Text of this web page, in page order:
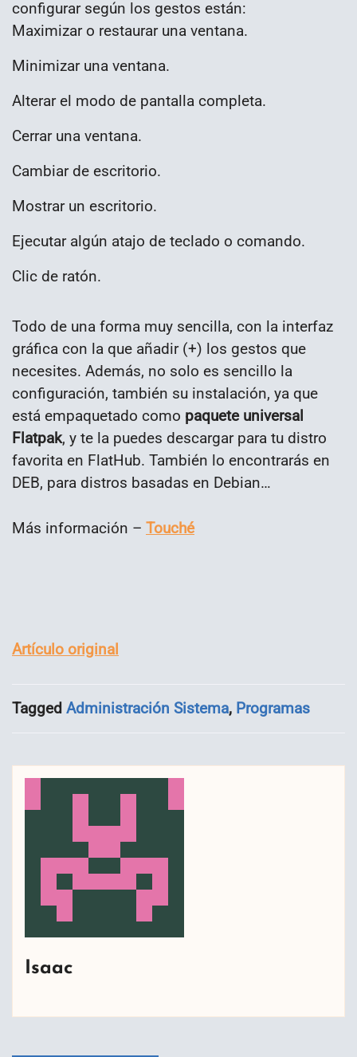
configurar según los gestos están:
Maximizar o restaurar una ventana.
Minimizar una ventana.
Alterar el modo de pantalla completa.
Cerrar una ventana.
Cambiar de escritorio.
Mostrar un escritorio.
Ejecutar algún atajo de teclado o comando.
Clic de ratón.
Todo de una forma muy sencilla, con la interfaz
gráfica con la que añadir (+) los gestos que
necesites. Además, no solo es sencillo la
configuración, también su instalación, ya que
está empaquetado como paquete universal
Flatpak, y te la puedes descargar para tu distro
favorita en FlatHub. También lo encontrarás en
DEB, para distros basadas en Debian…
Más información – Touché
Artículo original
Tagged Administración Sistema, Programas
Isaac